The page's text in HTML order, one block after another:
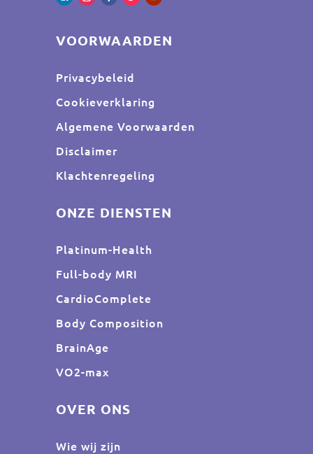
VOORWAARDEN
Privacybeleid
Cookieverklaring
Algemene Voorwaarden
Disclaimer
Klachtenregeling
ONZE DIENSTEN
Platinum-Health
Full-body MRI
CardioComplete
Body Composition
BrainAge
VO2-max
OVER ONS
Wie wij zijn